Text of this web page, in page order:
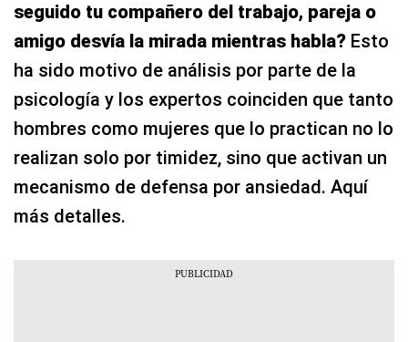
seguido tu compañero del trabajo, pareja o
amigo desvía la mirada mientras habla? Esto
ha sido motivo de análisis por parte de la
psicología y los expertos coinciden que tanto
hombres como mujeres que lo practican no lo
realizan solo por timidez, sino que activan un
mecanismo de defensa por ansiedad. Aquí
más detalles.